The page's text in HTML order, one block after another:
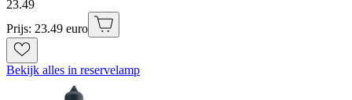
23.49
Prijs: 23.49 euro
Bekijk alles in reservelamp